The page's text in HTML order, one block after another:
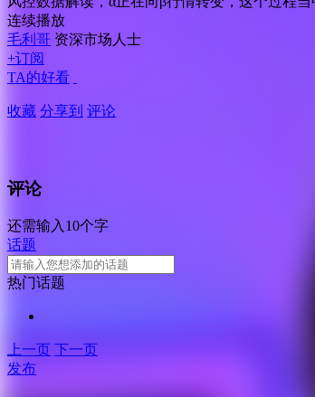
连续播放
毛利哥 资深市场人士
+订阅
TA的好看
收藏 分享到 评论
评论
还需输入10个字
话题
热门话题
上一页 下一页
发布